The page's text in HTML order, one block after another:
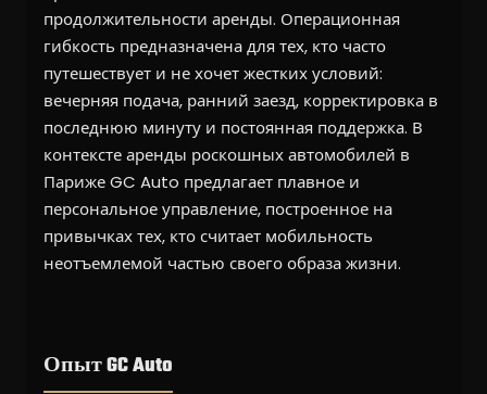
продолжительности аренды. Операционная
гибкость предназначена для тех, кто часто
путешествует и не хочет жестких условий:
вечерняя подача, ранний заезд, корректировка в
последнюю минуту и постоянная поддержка. В
контексте аренды роскошных автомобилей в
Париже GC Auto предлагает плавное и
персональное управление, построенное на
привычках тех, кто считает мобильность
неотъемлемой частью своего образа жизни.
Опыт GC Auto